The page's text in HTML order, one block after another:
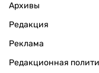
Архивы
Редакция
Реклама
Редакционная